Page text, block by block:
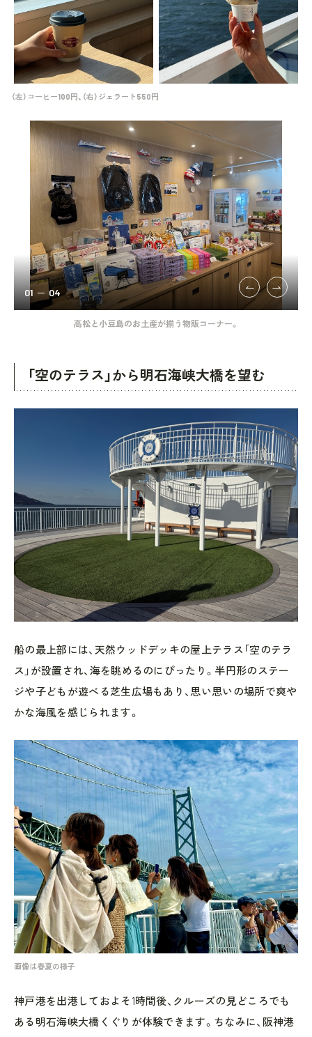
（左）コーヒー100円、（右）ジェラート550円
高松と小豆島のお土産が揃う物販コーナー。
01 04
「空のテラス」から明石海峡大橋を望む
船の最上部には、天然ウッドデッキの屋上テラス「空のテラ
ス」が設置され、海を眺めるのにぴったり。半円形のステー
ジや子どもが遊べる芝生広場もあり、思い思いの場所で爽や
かな海風を感じられます。
画像は春夏の様子
神戸港を出港しておよそ1時間後、クルーズの見どころでも
ある明石海峡大橋くぐりが体験できます。ちなみに、阪神港